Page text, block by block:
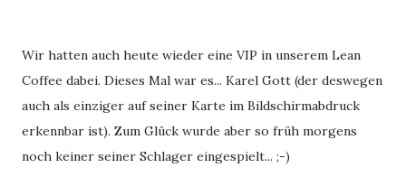
Wir hatten auch heute wieder eine VIP in unserem Lean
Coffee dabei. Dieses Mal war es... Karel Gott (der deswegen
auch als einziger auf seiner Karte im Bildschirmabdruck
erkennbar ist). Zum Glück wurde aber so früh morgens
noch keiner seiner Schlager eingespielt... ;-)